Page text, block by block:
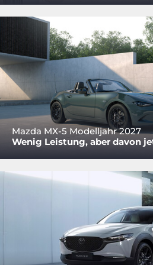
Mazda MX-5 Modelljahr 2027
Wenig Leistung, aber davon